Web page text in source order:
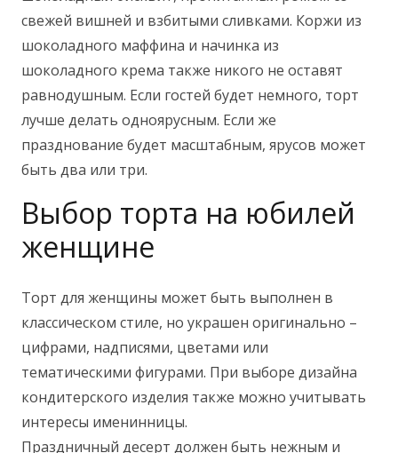
свежей вишней и взбитыми сливками. Коржи из
шоколадного маффина и начинка из
шоколадного крема также никого не оставят
равнодушным. Если гостей будет немного, торт
лучше делать одноярусным. Если же
празднование будет масштабным, ярусов может
быть два или три.
Выбор торта на юбилей
женщине
Торт для женщины может быть выполнен в
классическом стиле, но украшен оригинально –
цифрами, надписями, цветами или
тематическими фигурами. При выборе дизайна
кондитерского изделия также можно учитывать
интересы именинницы.
Праздничный десерт должен быть нежным и